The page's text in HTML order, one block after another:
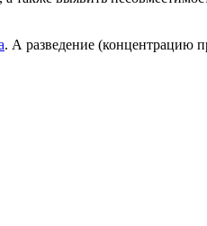
. А разведение (концентрацию